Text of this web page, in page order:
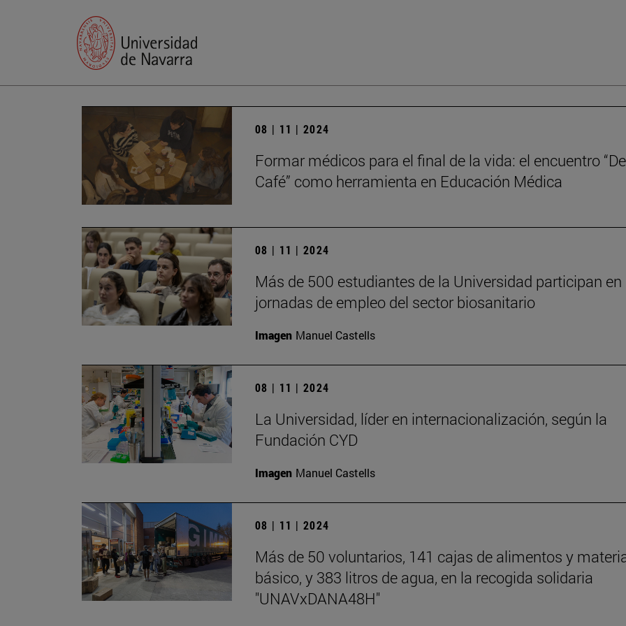
08 | 11 | 2024
Formar médicos para el final de la vida: el encuentro
Café” como herramienta en Educación Médica
08 | 11 | 2024
Más de 500 estudiantes de la Universidad participan en
jornadas de empleo del sector biosanitario
Imagen Manuel Castells
08 | 11 | 2024
La Universidad, líder en internacionalización, según la
Fundación CYD
Imagen Manuel Castells
08 | 11 | 2024
Más de 50 voluntarios, 141 cajas de alimentos y
básico, y 383 litros de agua, en la recogida solidaria
"UNAVxDANA48H"